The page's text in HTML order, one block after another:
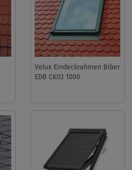
Velux Eindeckrahmen Biber
EDB CK02 1000